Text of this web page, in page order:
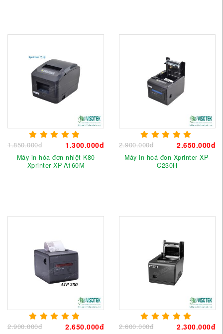
1.850.000đ 1.300.000đ
Máy in hóa đơn nhiệt K80
Xprinter XP-A160M
2.900.000đ 2.650.000đ
Máy in hoá đơn Xprinter XP-
C230H
2.900.000đ 2.650.000đ 2.600.000đ 2.300.000đ